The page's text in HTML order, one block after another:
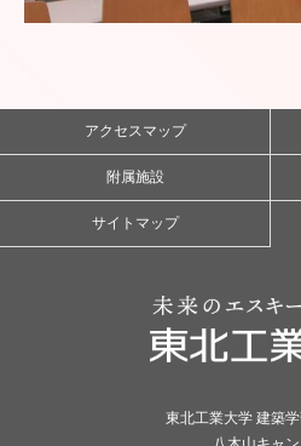
アクセスマップ
附属施設
サイトマップ
東北工業大学 建築